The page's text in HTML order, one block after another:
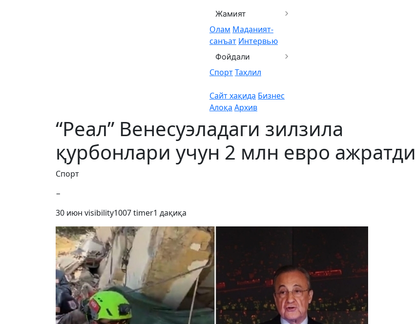
Жамият
Олам Маданият-
санъат Интервью
Фойдали
СпортТаҳлил
Сайт хақида Бизнес
Алоқа Архив
“Реал” Венесуэладаги зилзила
қурбонлари учун 2 млн евро ажратди
Спорт
−
30 июн visibility1007timer1 дақиқа